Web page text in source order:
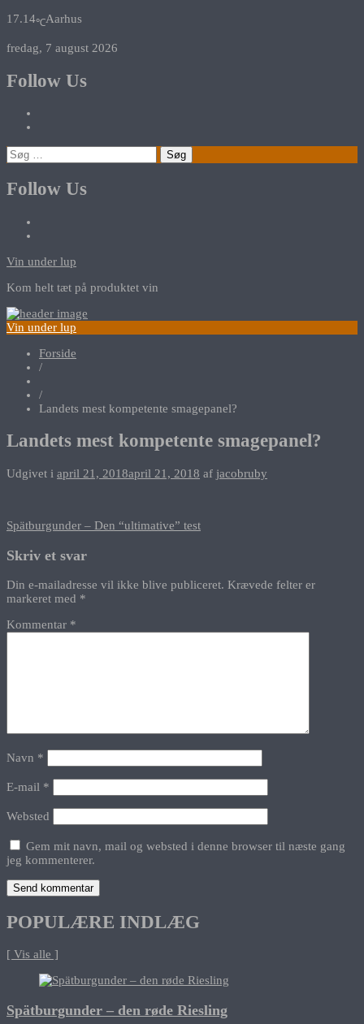
17.14℃Aarhus
fredag, 7 august 2026
Follow Us
Søg
efter:
Follow Us
Vin under lup
Kom helt tæt på produktet vin
Vin under lup
Forside
/
/
Landets mest kompetente smagepanel?
Landets mest kompetente smagepanel?
Udgivet i april 21, 2018april 21, 2018 af jacobruby
Indlægsnavigation
Spätburgunder – Den “ultimative” test
Skriv et svar
Din e-mailadresse vil ikke blive publiceret. Krævede felter er
markeret med *
Kommentar *
Navn *
E-mail *
Websted
Gem mit navn, mail og websted i denne browser til næste gang
jeg kommenterer.
POPULÆRE INDLÆG
[ Vis alle ]
Spätburgunder – den røde Riesling